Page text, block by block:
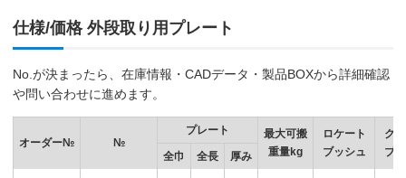
仕様/価格 外段取り用プレート
No.が決まったら、在庫情報・CADデータ・製品BOXから詳細確認
や問い合わせに進めます。
オーダー№ №
プレート
最大可搬
重量kg
ロケート
ブッシュ
ク
ブ
全巾 全長 厚み